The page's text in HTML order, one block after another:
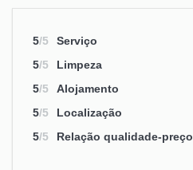
5/5
Serviço
5/5
Limpeza
5/5
Alojamento
5/5
Localização
5/5 Relação qualidade-preço